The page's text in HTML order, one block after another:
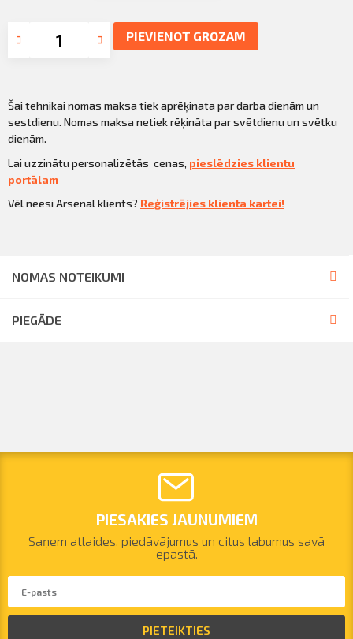
PIEVIENOT GROZAM
Šai tehnikai nomas maksa tiek aprēķinata par darba dienām un
sestdienu. Nomas maksa netiek rēķināta par svētdienu un svētku
dienām.
Lai uzzinātu personalizētās cenas, pieslēdzies klientu
portālam
Vēl neesi Arsenal klients? Reģistrējies klienta kartei!
NOMAS NOTEIKUMI
PIEGĀDE
PIESAKIES JAUNUMIEM
Saņem atlaides, piedāvājumus un citus labumus savā
epastā.
PIETEIKTIES